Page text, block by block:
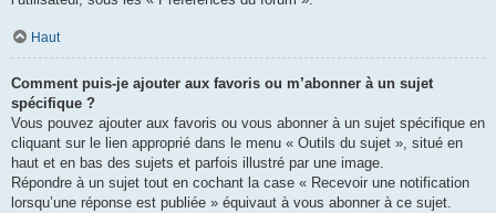
Haut
Comment puis-je ajouter aux favoris ou m’abonner à un sujet
spécifique ?
Vous pouvez ajouter aux favoris ou vous abonner à un sujet spécifique en
cliquant sur le lien approprié dans le menu « Outils du sujet », situé en
haut et en bas des sujets et parfois illustré par une image.
Répondre à un sujet tout en cochant la case « Recevoir une notification
lorsqu’une réponse est publiée » équivaut à vous abonner à ce sujet.